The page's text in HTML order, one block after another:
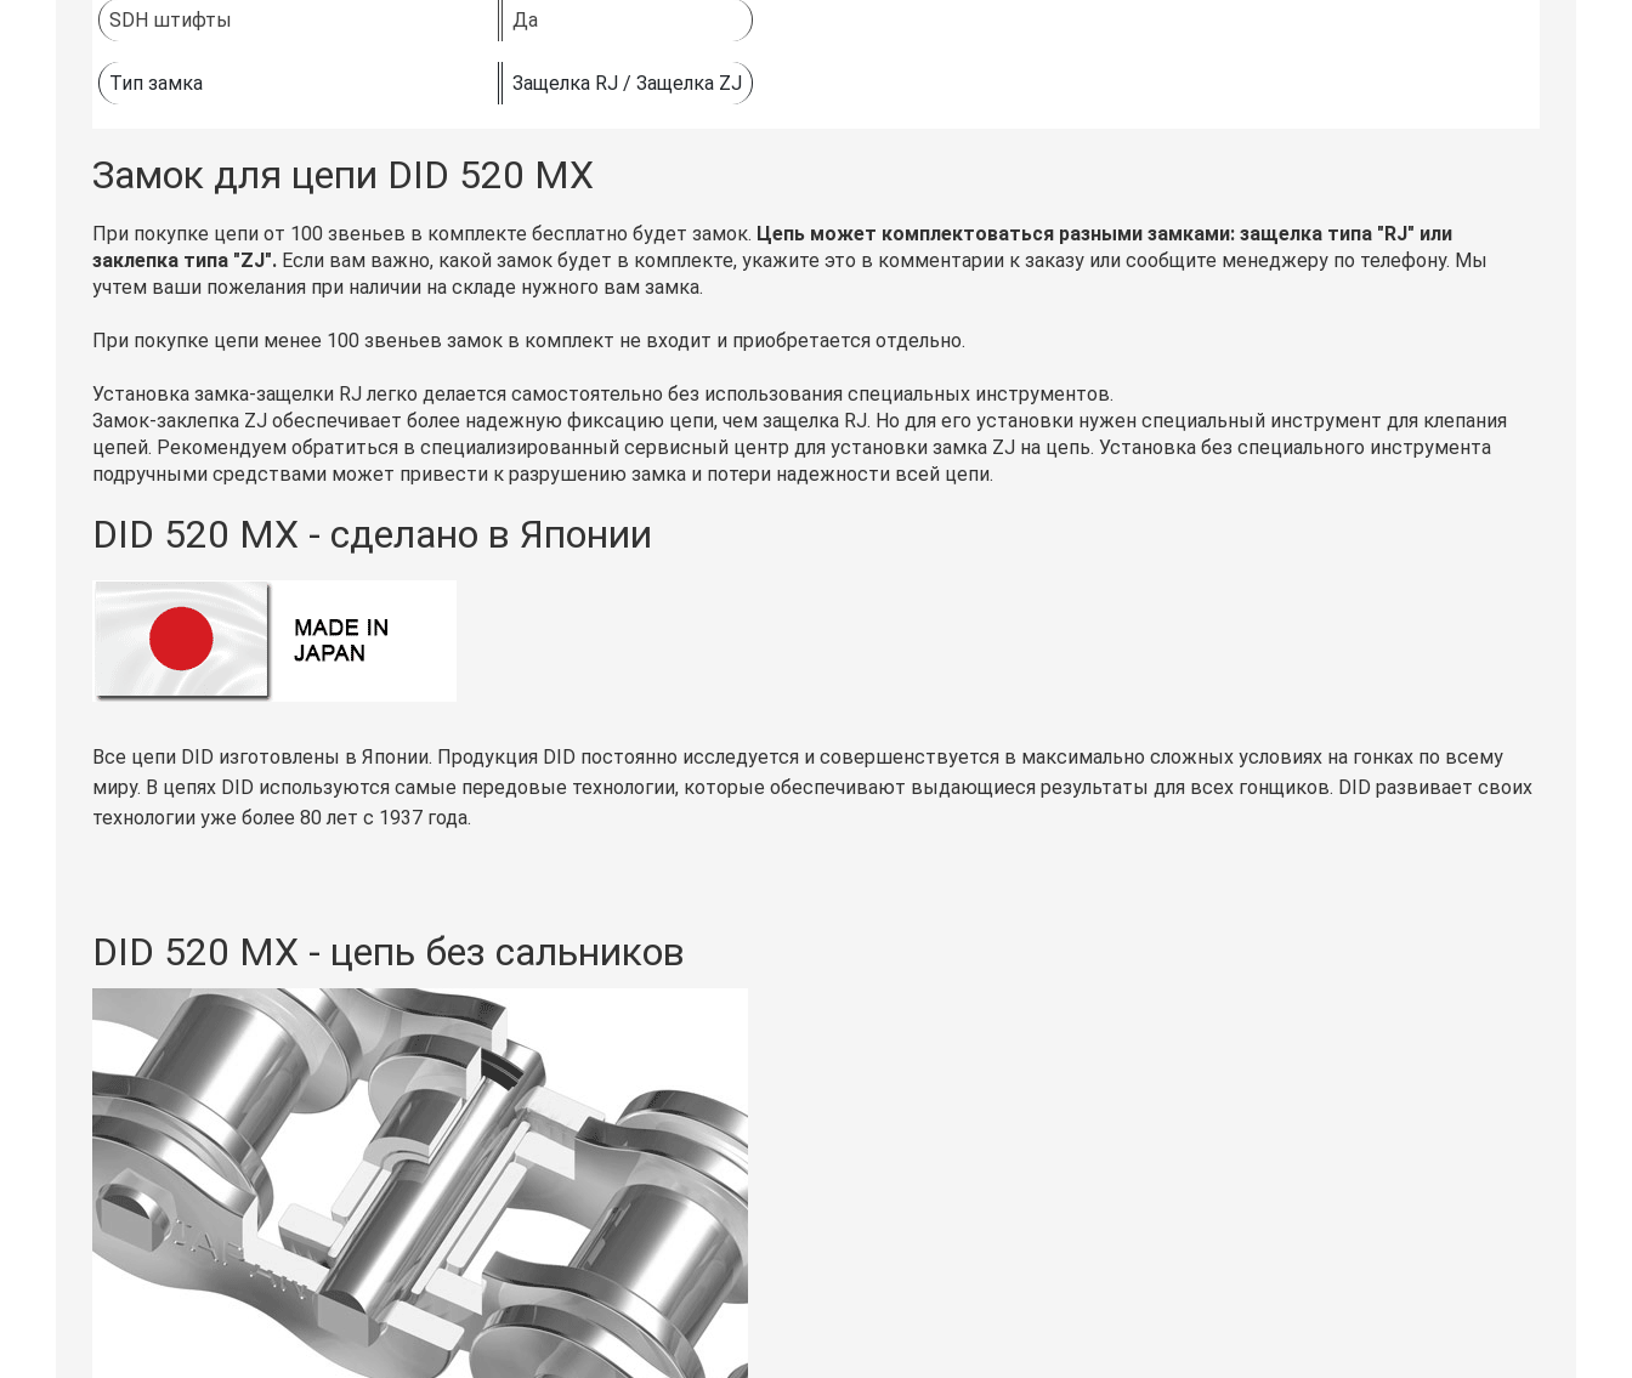
SDH штифты Да
Тип замка Защелка RJ / Защелка ZJ
Замок для цепи DID 520 MX
При покупке цепи от 100 звеньев в комплекте бесплатно будет замок. Цепь может комплектоваться разными замками: защелка типа "RJ" или
заклепка типа "ZJ".Если вам важно, какой замок будет в комплекте, укажите это в комментарии к заказу или сообщите менеджеру по телефону. Мы
учтем ваши пожелания при наличии на складе нужного вам замка.
При покупке цепи менее 100 звеньев замок в комплект не входит и приобретается отдельно.
Установка замка-защелки RJ легко делается самостоятельно без использования специальных инструментов.
Замок-заклепка ZJ обеспечивает более надежную фиксацию цепи, чем защелка RJ. Но для его установки нужен специальный инструмент для клепания
цепей. Рекомендуем обратиться в специализированный сервисный центр для установки замка ZJ на цепь. Установка без специального инструмента
подручными средствами может привести к разрушению замка и потери надежности всей цепи.
DID 520 MX - сделано в Японии
Все цепи DID изготовлены в Японии. Продукция DID постоянно исследуется и совершенствуется в максимально сложных условиях на гонках по всему
миру. В цепях DID используются самые передовые технологии, которые обеспечивают выдающиеся результаты для всех гонщиков. DID развивает своих
технологии уже более 80 лет с 1937 года.
DID 520 MX - цепь без сальников